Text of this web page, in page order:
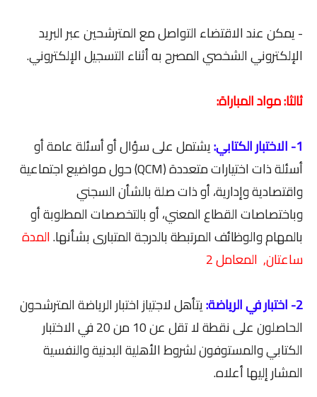
- يمكن عند الاقتضاء التواصل مع المترشحين عبر البريد
الإلكتروني الشخصي المصرح به أثناء التسجيل الإلكتروني.
ثالثا: مواد المباراة:
1- الاختبار الكتابي:
يشتمل على سؤال أو أسئلة عامة أو
أسئلة ذات اختيارات متعددة (QCM) حول مواضيع اجتماعية
واقتصادية وإدارية، أو ذات صلة بالشأن السجني
وباختصاصات القطاع المعني، أو بالتخصصات المطلوبة أو
بالمهام والوظائف المرتبطة بالدرجة المتبارى بشأنها.المدة
ساعتان, المعامل 2
2- اختبار في الرياضة:
يتأهل لاجتياز اختبار الرياضة المترشحون
الحاصلون على نقطة لا تقل عن 10 من 20 في الاختبار
الكتابي والمستوفون لشروط الأهلية البدنية والنفسية
المشار إليها أعلاه.